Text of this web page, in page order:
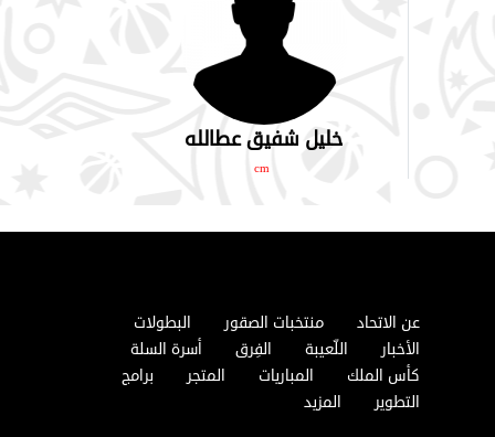
خليل شفيق عطالله
cm
عن الاتحاد منتخبات الصقور
البطولات
الأخبار
اللّعيبة الفِرق
أسرة السلة
كأس الملك
المباريات المتجر
برامج
التطوير
المزيد